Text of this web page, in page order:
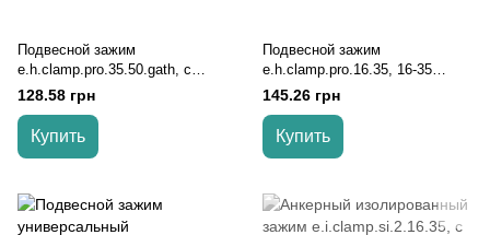
Подвесной зажим
e.h.clamp.pro.35.50.gath, с
зажимом, 35-50 кв.мм
128.58 грн
Купить
Подвесной зажим
e.h.clamp.pro.16.35, 16-35
кв.мм, с затяжным болтом
145.26 грн
Купить